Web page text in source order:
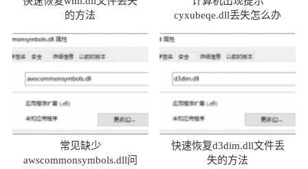
的方法
cyxubeqe.dll丢失怎么办
常见缺少
awscommonsymbols.dll问
快速恢复d3dim.dll文件丢
失的方法